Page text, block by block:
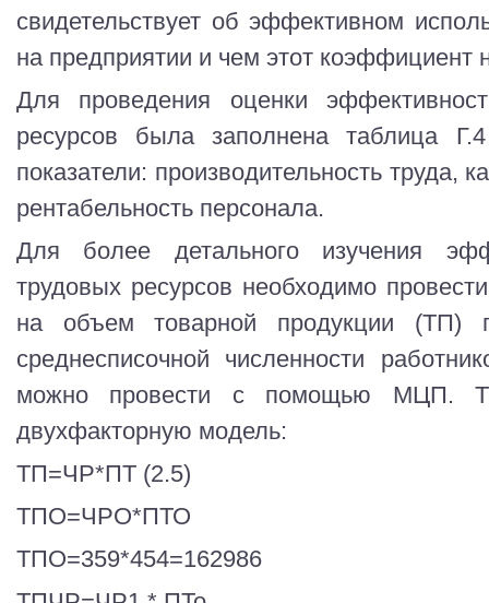
свидетельствует об эффективном
на предприятии и чем этот коэффициент
Для проведения оценки
ресурсов была заполнена таблица
показатели: производительность труда,
рентабельность персонала.
Для более детального изучения
трудовых ресурсов необходимо
на объем товарной продукции (ТП)
среднесписочной численности
можно провести с помощью МЦП.
двухфакторную модель:
ТП=ЧР*ПТ (2.5)
ТПО=ЧРО*ПТО
ТПО=359*454=162986